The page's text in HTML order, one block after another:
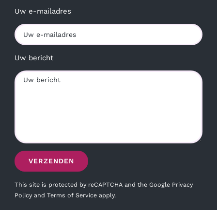
Uw e-mailadres
Uw bericht
This site is protected by reCAPTCHA and the Google Privacy
Policy and Terms of Service apply.